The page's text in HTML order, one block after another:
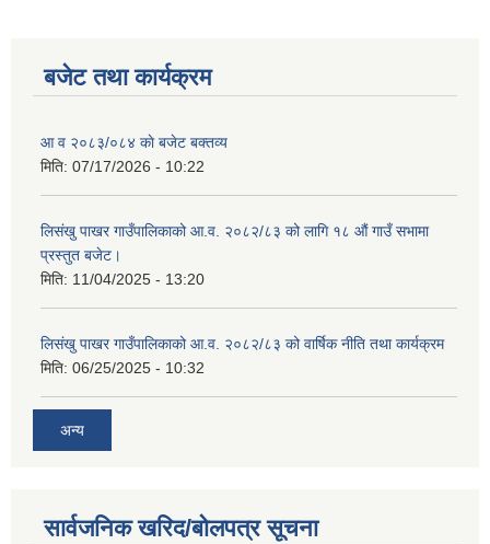
बजेट तथा कार्यक्रम
आ व २०८३/०८४ काे बजेट बक्तव्य
मिति: 07/17/2026 - 10:22
लिसंखु पाखर गाउँपालिकाको आ.व. २०८२/८३ को लागि १८ औं गाउँ सभामा
प्रस्तुत बजेट।
मिति: 11/04/2025 - 13:20
लिसंखु पाखर गाउँपालिकाको आ.व. २०८२/८३ को वार्षिक नीति तथा कार्यक्रम
मिति: 06/25/2025 - 10:32
अन्य
सार्वजनिक खरिद/बोलपत्र सूचना